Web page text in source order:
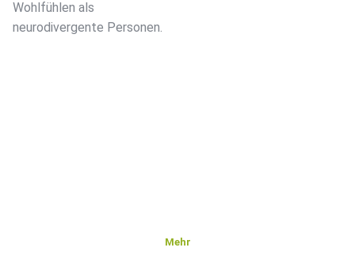
Wohlfühlen als
neurodivergente Personen.
Mehr